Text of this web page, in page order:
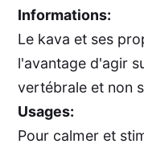
Informations:
Le kava et ses
l'avantage d'agir
vertébrale et non
Usages:
Pour calmer et